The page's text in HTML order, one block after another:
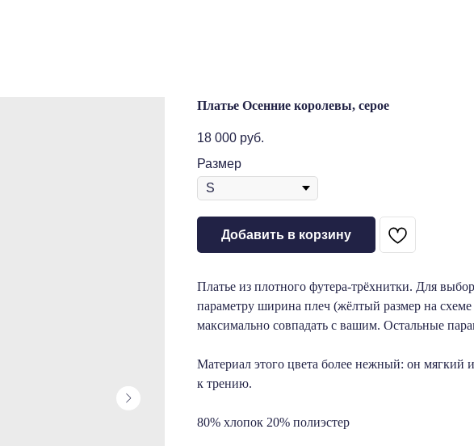
Платье Осенние королевы, серое
18 000 руб.
Размер
Добавить в корзину
Платье из плотного футера-трёхнитки. Для
параметру ширина плеч (жёлтый размер на схеме
максимально совпадать с вашим. Остальные
Материал этого цвета более нежный: он мягкий
к трению.
80% хлопок 20% полиэстер